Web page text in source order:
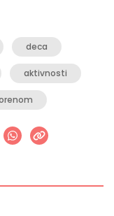
pre roditelja.
deca
aktivnosti